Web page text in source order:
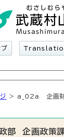
プ
> a_02a 企画財
部 企画政策